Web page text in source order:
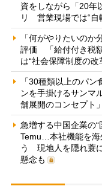
資をしながら「20年
リ 営業現場では“自
「何がやりたいの
評価 「給付付き税
は“社会保障制度の改
「30種類以上のパ
ンを手掛けるサン
舗展開のコンセプト
急増する中国企業の
Temu…本社機能を海
う 現地人を隠れ蓑
懸念も